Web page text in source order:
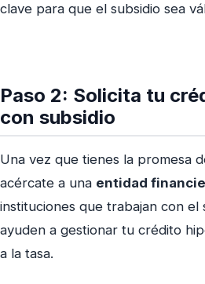
clave para que el subsidio sea
Paso 2: Solicita tu
con subsidio
Una vez que tienes la promesa
acércate a una entidad
instituciones que trabajan con el
ayuden a gestionar tu crédito
a la tasa.